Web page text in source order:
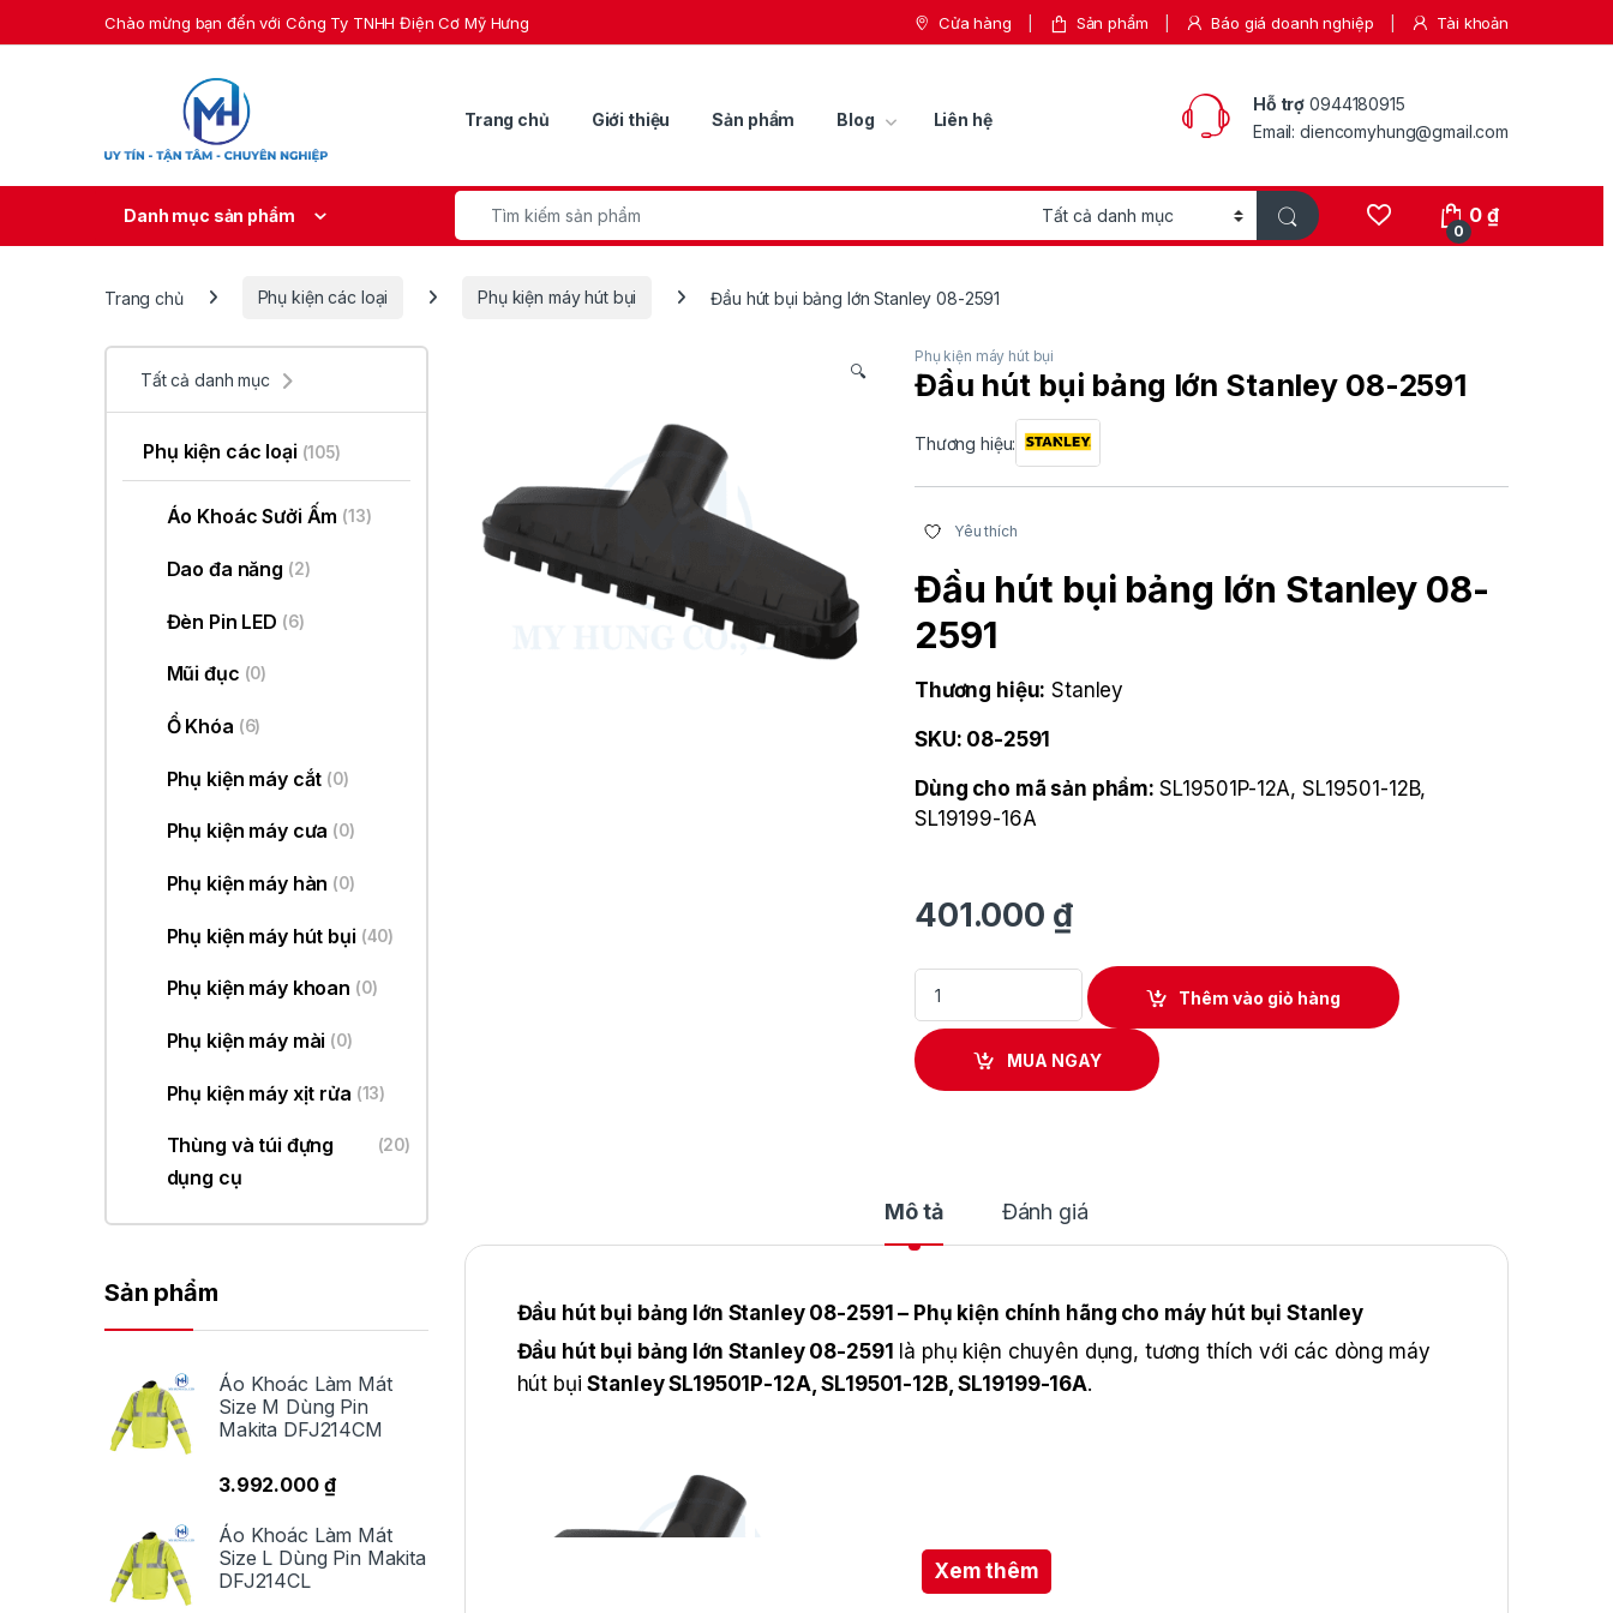
Skip to navigationChào mừng bạn đến với Công Ty TNHH Điện Cơ Mỹ Hưng Cửa hàng Sản phẩm Báo giá doanh nghiệp Tài khoản
Trang chủ Giới thiệu Sản phẩm Blog Liên hệ
Hỗ trợ 0944180915
Email: diencomyhung@gmail.com
Danh mục sản phẩm
Search for:
0
0₫
Trang chủ Phụ kiện các loại Phụ kiện máy hút bụi Đầu hút bụi bảng lớn Stanley 08-2591
🔍
Phụ kiện máy hút bụi
Đầu hút bụi bảng lớn Stanley 08-2591
Thương hiệu:
Yêu thích
Đầu hút bụi bảng lớn Stanley 08-
2591
Thương hiệu: Stanley
SKU: 08-2591
Dùng cho mã sản phẩm: SL19501P-12A, SL19501-12B,
SL19199-16A
401.000 ₫
Đầu hút bụi bảng lớn Stanley 08-2591 quantity
Thêm vào giỏ hàng
MUA NGAY
Mô tả Đánh giá
Đầu hút bụi bảng lớn Stanley 08-2591 – Phụ kiện chính hãng cho máy hút bụi Stanley
Đầu hút bụi bảng lớn Stanley 08-2591 là phụ kiện chuyên dụng, tương thích với các dòng máy
hút bụiStanley SL19501P-12A, SL19501-12B, SL19199-16A.
Xem thêm
Tất cả danh mục
Phụ kiện các loại (105)
Áo Khoác Sưởi Ấm (13)
Dao đa năng (2)
Đèn Pin LED (6)
Mũi đục (0)
Ổ Khóa (6)
Phụ kiện máy cắt (0)
Phụ kiện máy cưa (0)
Phụ kiện máy hàn (0)
Phụ kiện máy hút bụi (40)
Phụ kiện máy khoan (0)
Phụ kiện máy mài (0)
Phụ kiện máy xịt rửa (13)
Thùng và túi đựng
dụng cụ
(20)
Sản phẩm
Áo Khoác Làm Mát
Size M Dùng Pin
Makita DFJ214CM
3.992.000 ₫
Áo Khoác Làm Mát
Size L Dùng Pin Makita
DFJ214CL